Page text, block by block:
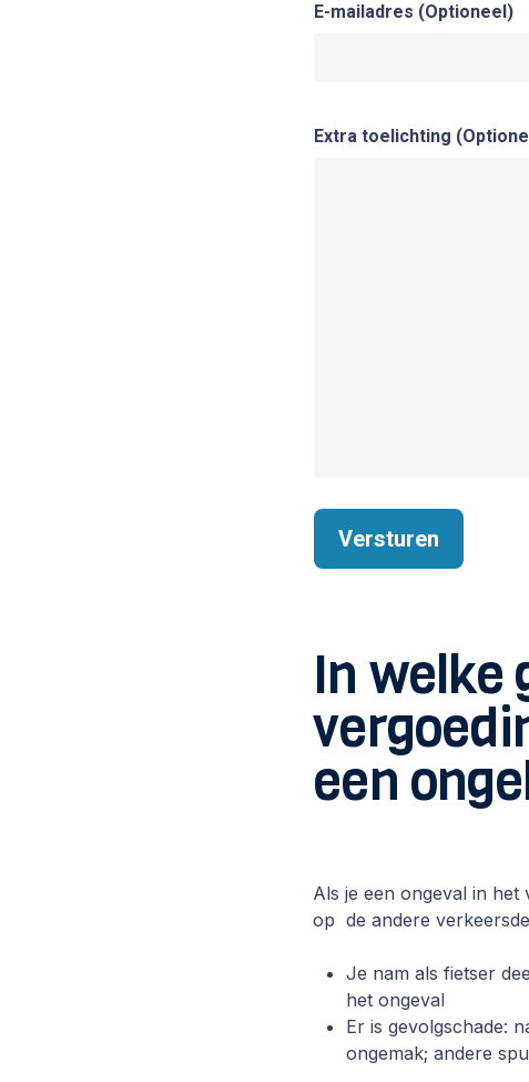
E-mailadres (Optioneel)
Extra toelichting
In welke
een
Als je een ongeval in
op de andere
Je nam als fietser
het ongeval
Er is gevolgschade:
ongemak; andere